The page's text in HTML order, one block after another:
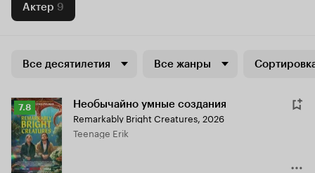
Актер 9
Все десятилетия Все жанры
Рейтинг
Кинопоиска
7.8
7.8 Необычайно умные создания
Remarkably Bright Creatures, 2026
Teenage Erik